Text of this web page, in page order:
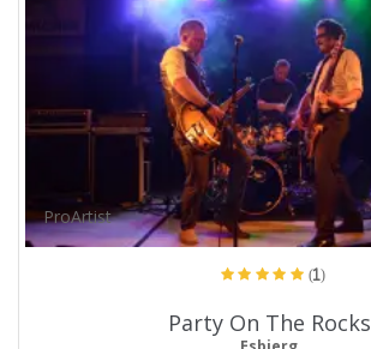
ProArtist
(1)
Party On The Rocks